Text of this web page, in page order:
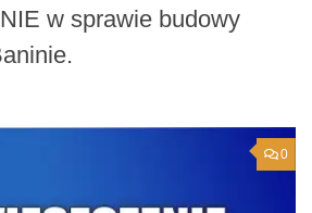
w sprawie budowy
0